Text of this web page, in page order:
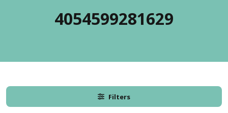
4054599281629
Filters